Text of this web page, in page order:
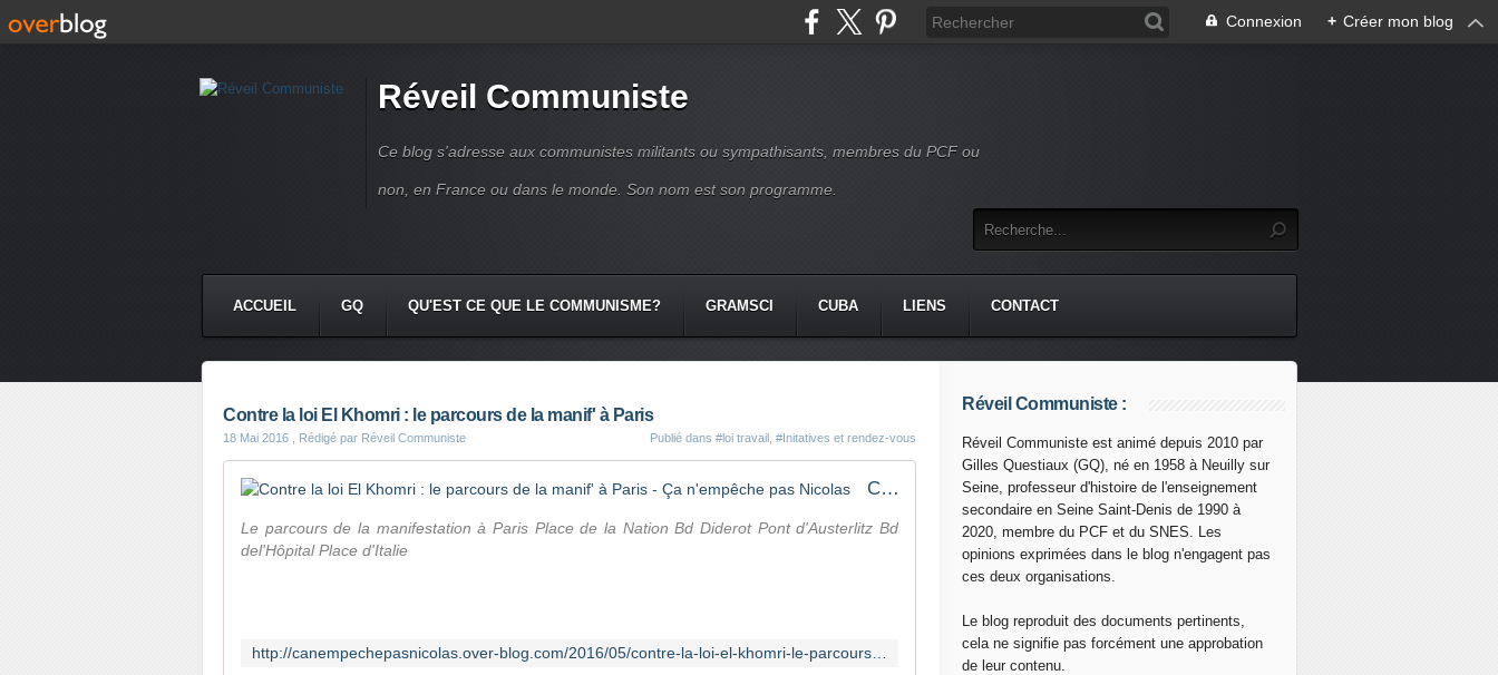
Connexion + Créer mon blog
Réveil Communiste
Ce blog s'adresse aux communistes militants ou sympathisants, membres du PCF ou
non, en France ou dans le monde. Son nom est son programme.
ACCUEIL GQ QU'EST CE QUE LE COMMUNISME? GRAMSCI CUBA LIENS CONTACT
Contre la loi El Khomri : le parcours de la manif' à Paris
18 Mai 2016 , Rédigé par Réveil Communiste Publié dans #loi travail #Initatives et rendez-vous
Contre la loi El Khomri : le parcours de la manif' à Paris - Ça n'empêche pas Nicolas
Le parcours de la manifestation à Paris Place de la Nation Bd Diderot Pont d'Austerlitz Bd
del'Hôpital Place d'Italie
Réveil Communiste :
Réveil Communiste est animé depuis 2010 par
Gilles Questiaux (GQ), né en 1958 à Neuilly sur
Seine, professeur d'histoire de l'enseignement
secondaire en Seine Saint-Denis de 1990 à
2020, membre du PCF et du SNES. Les
opinions exprimées dans le blog n'engagent pas
ces deux organisations.
Le blog reproduit des documents pertinents,
cela ne signifie pas forcément une approbation
de leur contenu.